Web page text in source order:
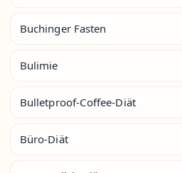
Buchinger Fasten
Bulimie
Bulletproof-Coffee-Diät
Büro-Diät